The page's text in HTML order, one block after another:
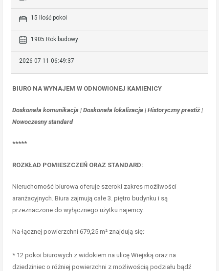
15 Ilość pokoi
1905 Rok budowy
2026-07-11 06:49:37
BIURO NA WYNAJEM W ODNOWIONEJ KAMIENICY
Doskonała komunikacja | Doskonała lokalizacja | Historyczny prestiż |
Nowoczesny standard
*****
ROZKŁAD POMIESZCZEŃ ORAZ STANDARD:
Nieruchomość biurowa oferuje szeroki zakres możliwości
aranżacyjnych. Biura zajmują całe 3. piętro budynku i są
przeznaczone do wyłącznego użytku najemcy.
Na łącznej powierzchni 679,25 m² znajdują się:
* 12 pokoi biurowych z widokiem na ulicę Wiejską oraz na
dziedziniec o różniej powierzchni z możliwością podziału bądź